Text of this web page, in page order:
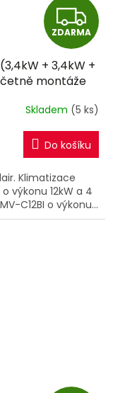
Z
D
A
R
M
A
ZDARMA
+ 3,4kW +
montáže
Skladem (5 ks)
Do košíku
Klimatizace
výkonu 12kW a 4
C12BI o výkonu...